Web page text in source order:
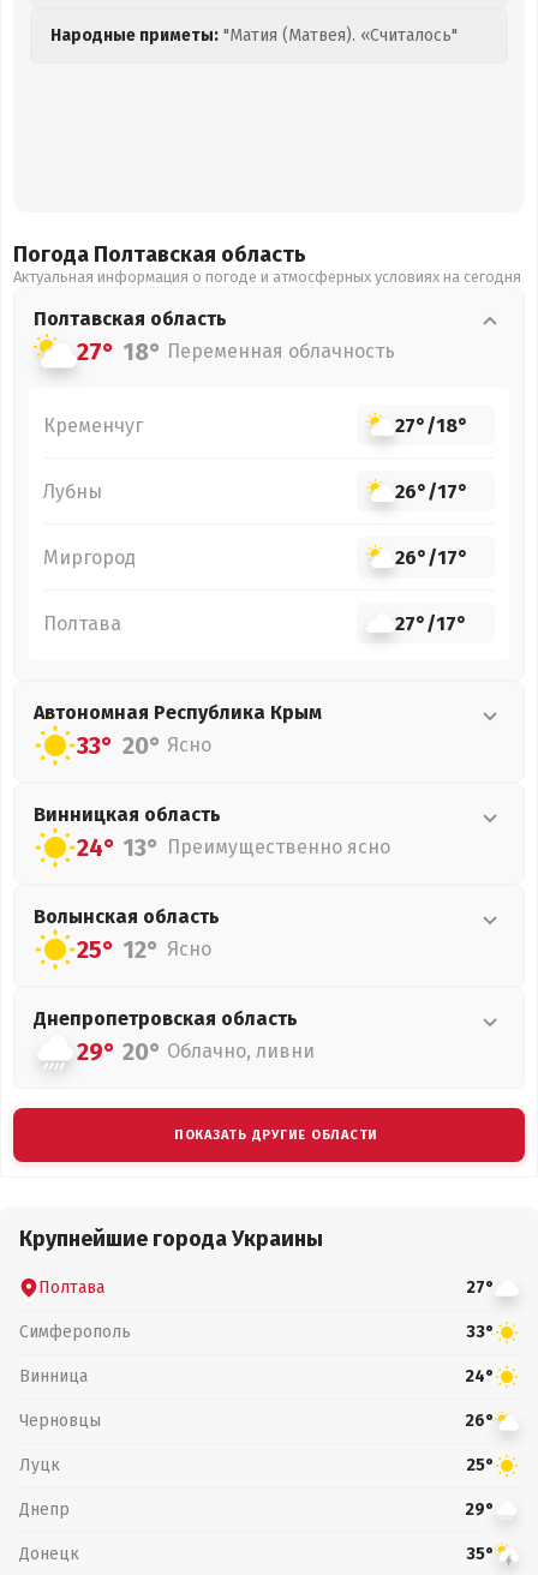
Народные приметы: "Матия (Матвея). «Считалось"
Погода Полтавская область
Актуальная информация о погоде и атмосферных условиях на сегодня
Полтавская область
27° 18° Переменная облачность
Кременчуг 27°/18°
Лубны 26°/17°
Миргород 26°/17°
Полтава 27°/17°
Автономная Республика Крым
33° 20° Ясно
Винницкая область
24° 13° Преимущественно ясно
Волынская область
25° 12° Ясно
Днепропетровская область
29° 20° Облачно, ливни
ПОКАЗАТЬ ДРУГИЕ ОБЛАСТИ
Крупнейшие города Украины
Полтава 27°
Симферополь 33°
Винница 24°
Черновцы 26°
Луцк 25°
Днепр 29°
Донецк 35°